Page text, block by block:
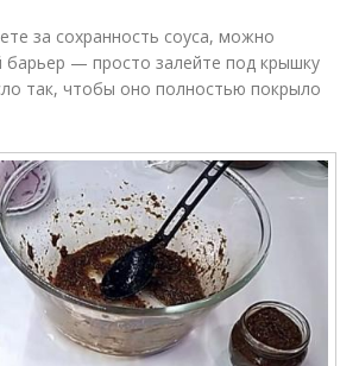
за сохранность соуса, можно
барьер — просто залейте под крышку
так, чтобы оно полностью покрыло